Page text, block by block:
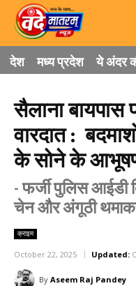
देश मध्य प्रदेश ये अंदर
सैलाना
वारदात :
के सोने के
- फर्जी पुलिस आईडी
चेन और अंगूठी
क्राइम
October 22, 2025 Updated:
By Aseem Raj Pandey